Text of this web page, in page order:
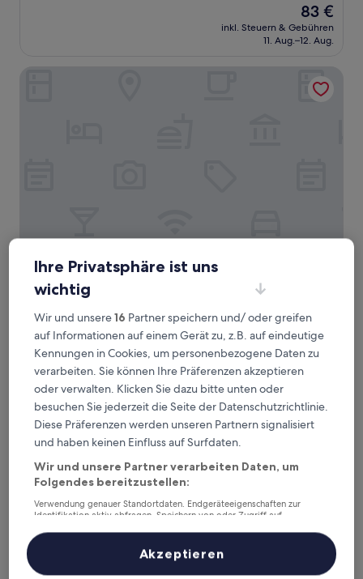
Der
Preis
beträgt
83 €
inkl. Steuern & Gebühren
11. Aug.–12. Aug.
Baolong Hotel Shanghai
Baolong Hotel Shanghai
4.0-
Unterkunft
entfernt
8.0
von
10,
Sehr
(71
Bewertungen)
8,0/10 Sehr gut (71 Bewertungen)
Preis
63 €
63 €
inkl. Steuern & Gebühren
11. Aug.–12. Aug.
Kingswell Hotel Tongji
Ihre Privatsphäre ist uns
wichtig
Wir und unsere16 Partner speichern und/ oder greifen
auf Informationen auf einem Gerät zu, z.B. auf eindeutige
Kennungen in Cookies, um personenbezogene Daten zu
verarbeiten. Sie können Ihre Präferenzen akzeptieren
oder verwalten. Klicken Sie dazu bitte unten oder
besuchen Sie jederzeit die Seite der Datenschutzrichtlinie.
Diese Präferenzen werden unseren Partnern signalisiert
und haben keinen Einfluss auf Surfdaten.
Wir und unsere Partner verarbeiten Daten, um
Folgendes bereitzustellen:
Verwendung genauer Standortdaten. Endgeräteeigenschaften zur
Identifikation aktiv abfragen. Speichern von oder Zugriff auf
Inhalte, Messung von Werbeleistung und der Performance von Inhalten,
Zielgruppenforschung sowie Entwicklung und Verbesserung von
Liste der Partner (Lieferanten)
Akzeptieren